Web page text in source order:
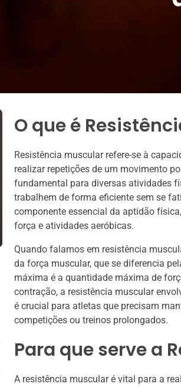
O que é
Resistência muscular refere-se à
realizar repetições de um movimento
fundamental para diversas atividades
trabalhem de forma eficiente sem se
componente essencial da aptidão
força e atividades aeróbicas.
Quando falamos em resistência
da força muscular, que se diferencia
máxima é a quantidade máxima de
contração, a resistência muscular
é crucial para atletas que precisam
competições ou treinos prolongados.
Para que serve a
A resistência muscular é vital para a